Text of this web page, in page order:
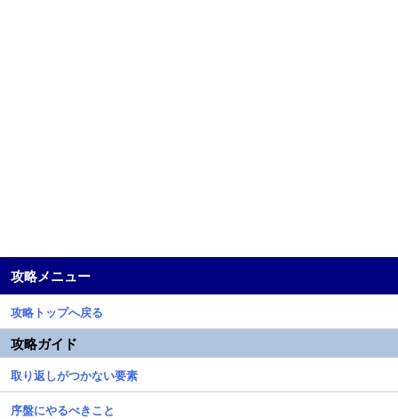
攻略メニュー
攻略トップへ戻る
攻略ガイド
取り返しがつかない要素
序盤にやるべきこと